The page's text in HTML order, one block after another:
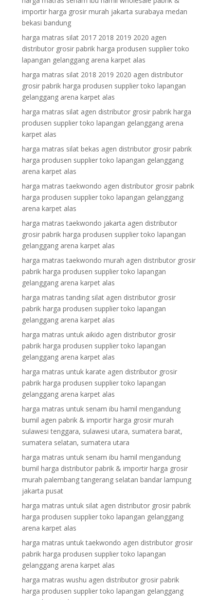
importir harga grosir murah jakarta surabaya medan
bekasi bandung
harga matras silat 2017 2018 2019 2020 agen
distributor grosir pabrik harga produsen supplier toko
lapangan gelanggang arena karpet alas
harga matras silat 2018 2019 2020 agen distributor
grosir pabrik harga produsen supplier toko lapangan
gelanggang arena karpet alas
harga matras silat agen distributor grosir pabrik harga
produsen supplier toko lapangan gelanggang arena
karpet alas
harga matras silat bekas agen distributor grosir pabrik
harga produsen supplier toko lapangan gelanggang
arena karpet alas
harga matras taekwondo agen distributor grosir pabrik
harga produsen supplier toko lapangan gelanggang
arena karpet alas
harga matras taekwondo jakarta agen distributor
grosir pabrik harga produsen supplier toko lapangan
gelanggang arena karpet alas
harga matras taekwondo murah agen distributor grosir
pabrik harga produsen supplier toko lapangan
gelanggang arena karpet alas
harga matras tanding silat agen distributor grosir
pabrik harga produsen supplier toko lapangan
gelanggang arena karpet alas
harga matras untuk aikido agen distributor grosir
pabrik harga produsen supplier toko lapangan
gelanggang arena karpet alas
harga matras untuk karate agen distributor grosir
pabrik harga produsen supplier toko lapangan
gelanggang arena karpet alas
harga matras untuk senam ibu hamil mengandung
bumil agen pabrik & importir harga grosir murah
sulawesi tenggara, sulawesi utara, sumatera barat,
sumatera selatan, sumatera utara
harga matras untuk senam ibu hamil mengandung
bumil harga distributor pabrik & importir harga grosir
murah palembang tangerang selatan bandar lampung
jakarta pusat
harga matras untuk silat agen distributor grosir pabrik
harga produsen supplier toko lapangan gelanggang
arena karpet alas
harga matras untuk taekwondo agen distributor grosir
pabrik harga produsen supplier toko lapangan
gelanggang arena karpet alas
harga matras wushu agen distributor grosir pabrik
harga produsen supplier toko lapangan gelanggang